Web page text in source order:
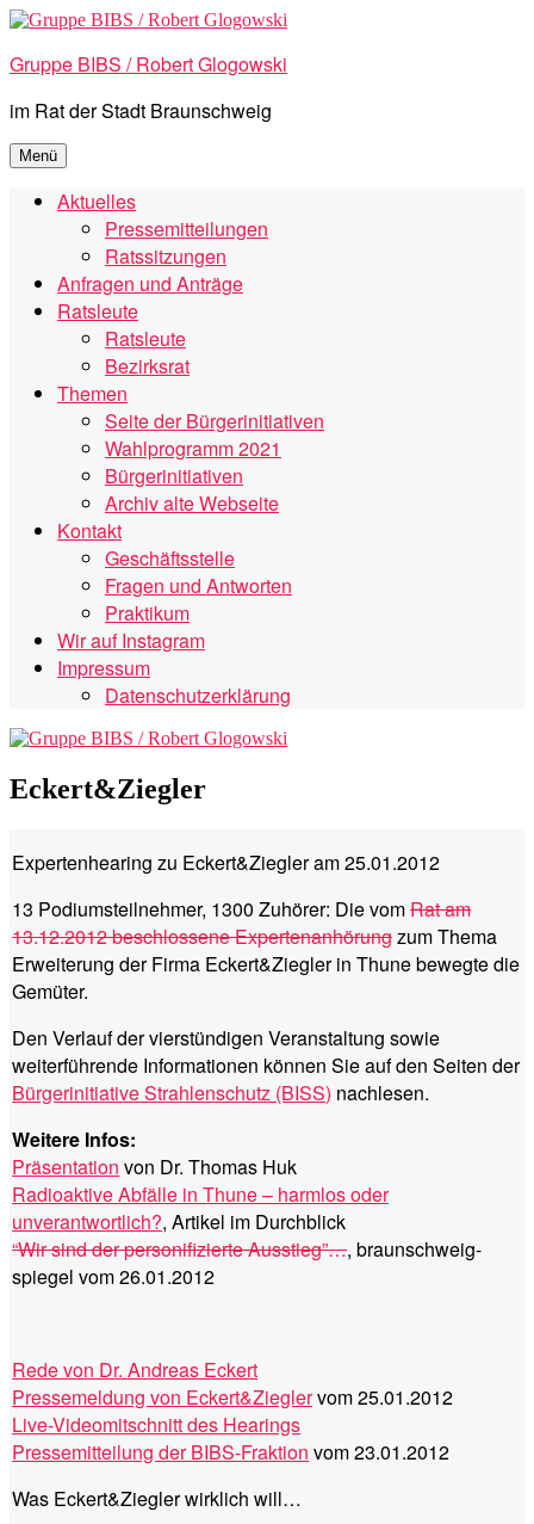
Zum
springen
Gruppe BIBS / Robert Glogowski
im Rat der Stadt Braunschweig
Menü
Aktuelles
Pressemitteilungen
Ratssitzungen
Anfragen und Anträge
Ratsleute
Ratsleute
Bezirksrat
Themen
Seite der Bürgerinitiativen
Wahlprogramm 2021
Bürgerinitiativen
Archiv alte Webseite
Kontakt
Geschäftsstelle
Fragen und Antworten
Praktikum
Wir auf Instagram
Impressum
Datenschutzerklärung
Eckert&Ziegler
Expertenhearing zu Eckert&Ziegler am 25.01.2012
13 Podiumsteilnehmer, 1300 Zuhörer: Die vomRat am
13.12.2012 beschlossene Expertenanhörungzum Thema
Erweiterung der Firma Eckert&Ziegler in Thune bewegte die
Gemüter.
Den Verlauf der vierstündigen Veranstaltung sowie
weiterführende Informationen können Sie auf den Seiten der
Bürgerinitiative Strahlenschutz (BISS) nachlesen.
Weitere Infos:
Präsentation von Dr. Thomas Huk
Radioaktive Abfälle in Thune – harmlos oder
unverantwortlich?, Artikel im Durchblick
“Wir sind der personifizierte Ausstieg”…, braunschweig-
spiegel vom 26.01.2012
Rede von Dr. Andreas Eckert
Pressemeldung von Eckert&Zieglervom 25.01.2012
Live-Videomitschnitt des Hearings
Pressemitteilung der BIBS-Fraktion vom 23.01.2012
Was Eckert&Ziegler wirklich will…